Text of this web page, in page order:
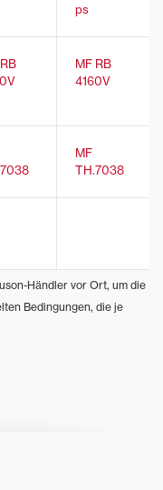
ps
MF RB
4160V
MF
TH.7038
Händler vor Ort, um die
Bedingungen, die je